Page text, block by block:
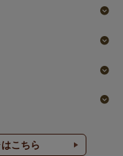
こちら